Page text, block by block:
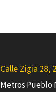
Calle Zigia 28,
Metros Pueblo